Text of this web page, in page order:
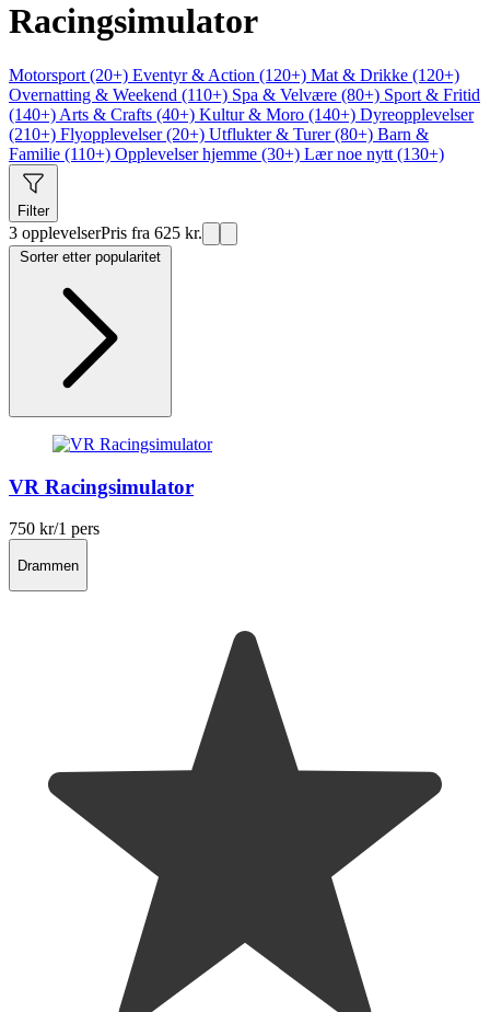
Racingsimulator
Motorsport (20+) Eventyr & Action (120+) Mat & Drikke (120+)
Overnatting & Weekend (110+) Spa & Velvære (80+) Sport & Fritid
(140+) Arts & Crafts (40+) Kultur & Moro (140+) Dyreopplevelser
(210+) Flyopplevelser (20+) Utflukter & Turer (80+) Barn &
Familie (110+) Opplevelser hjemme (30+) Lær noe nytt (130+)
Filter
3 opplevelserPris fra 625 kr.
VR Racingsimulator
750 kr/1 pers
Drammen